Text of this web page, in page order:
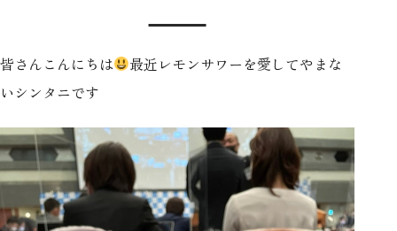
皆さんこんにちは
最近レモンサワーを愛してやまな
いシンタニです